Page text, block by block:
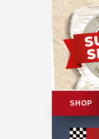
SHOP